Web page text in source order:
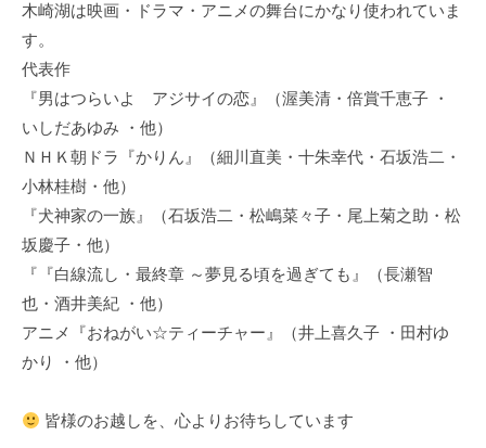
木崎湖は映画・ドラマ・アニメの舞台にかなり使われていま
す。
代表作
『男はつらいよ アジサイの恋』（渥美清・倍賞千恵子 ・
いしだあゆみ ・他）
ＮＨＫ朝ドラ『かりん』（細川直美・十朱幸代・石坂浩二・
小林桂樹・他）
『犬神家の一族』（石坂浩二・松嶋菜々子・尾上菊之助・松
坂慶子・他）
『『白線流し・最終章 ～夢見る頃を過ぎても』（長瀬智
也・酒井美紀 ・他）
アニメ『おねがい☆ティーチャー』（井上喜久子 ・田村ゆ
かり ・他）
皆様のお越しを、心よりお待ちしています